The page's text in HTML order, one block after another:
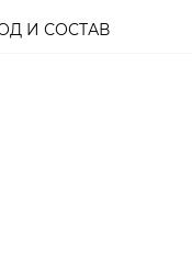
И СОСТАВ